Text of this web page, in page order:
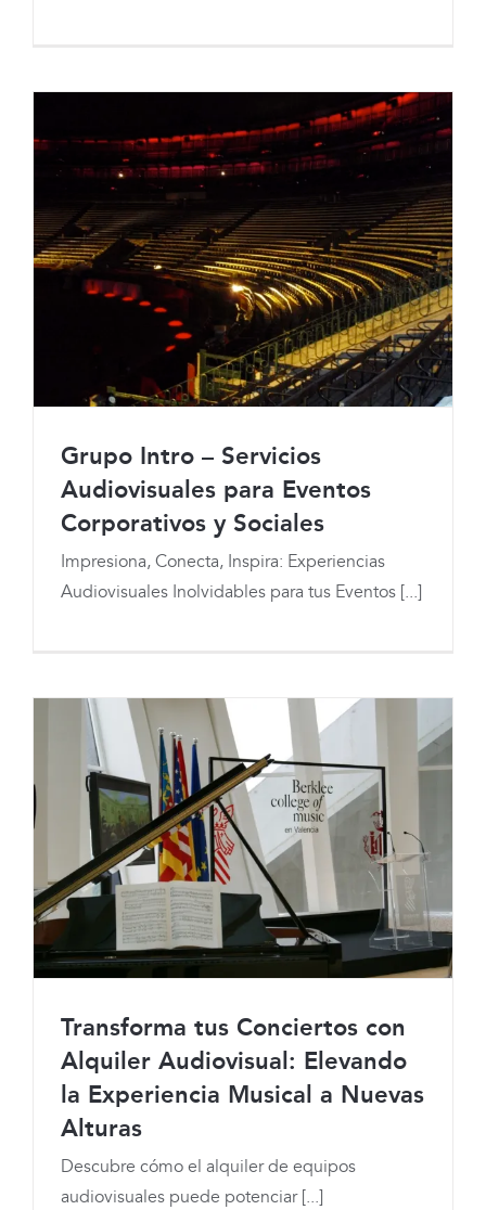
Grupo Intro – Servicios Audiovisuales
Grupo Intro – Servicios
Audiovisuales para Eventos
Corporativos y Sociales
Impresiona, Conecta, Inspira: Experiencias
Audiovisuales Inolvidables para tus Eventos [...]
Transforma tus Conciertos con Alquiler
Musical a Nuevas Alturas
Transforma tus Conciertos con
Alquiler Audiovisual: Elevando
la Experiencia Musical a Nuevas
Alturas
Descubre cómo el alquiler de equipos
audiovisuales puede potenciar [...]